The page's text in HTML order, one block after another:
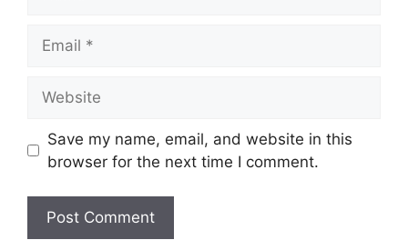
Save my name, email, and website in this
browser for the next time I comment.